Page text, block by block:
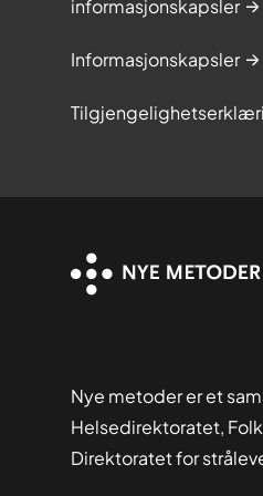
informasjonskapsler
Informasjonskapsler
Nye metoder er et
Helsedirektoratet,
Direktoratet for